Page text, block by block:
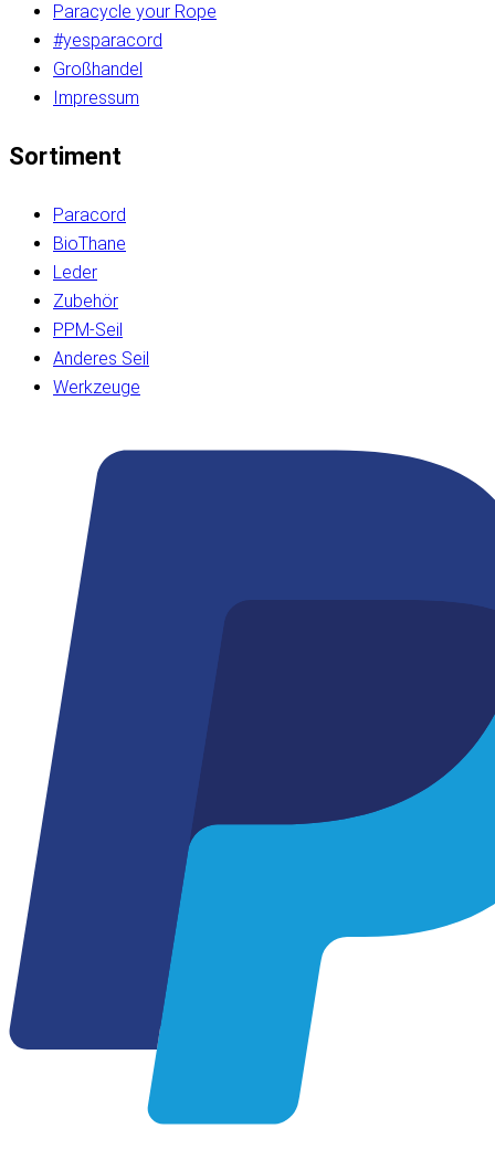
Paracycle your Rope
#yesparacord
Großhandel
Impressum
Sortiment
Paracord
BioThane
Leder
Zubehör
PPM-Seil
Anderes Seil
Werkzeuge